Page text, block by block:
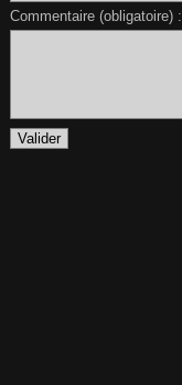
Commentaire (obligatoire) :